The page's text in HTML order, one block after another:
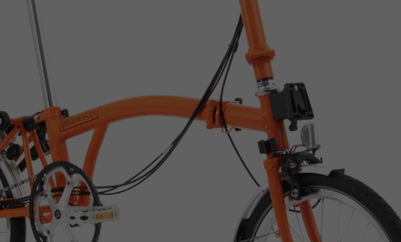
Tachometry
Košíky na láhve
Dětské sedačky a